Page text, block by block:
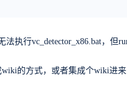
的方式，或者集成个wiki进来